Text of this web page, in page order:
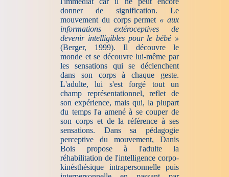
donner de signification. Le
mouvement du corps permet « aux
informations extéroceptives de
devenir intelligibles pour le bébé »
(Berger, 1999). Il découvre le
monde et se découvre lui-même par
les sensations qui se déclenchent
dans son corps à chaque geste.
L'adulte, lui s'est forgé tout un
champ représentationnel, reflet de
son expérience, mais qui, la plupart
du temps l'a amené à se couper de
son corps et de la référence à ses
sensations. Dans sa pédagogie
perceptive du mouvement, Danis
Bois propose à l'adulte la
réhabilitation de l'intelligence corpo-
kinésthésique intrapersonnelle puis